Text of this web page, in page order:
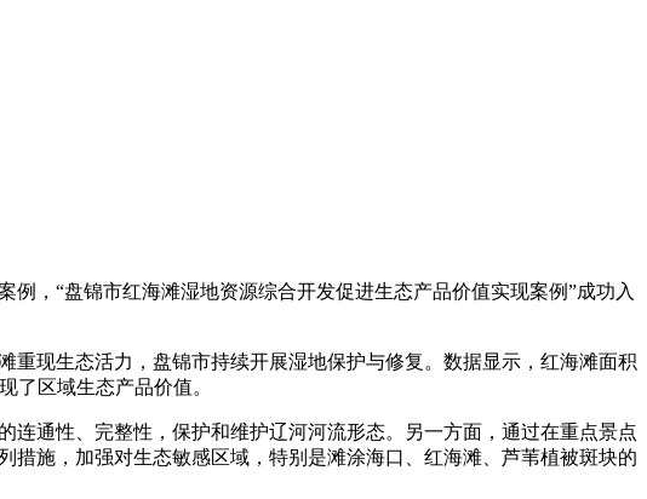
，“盘锦市红海滩湿地资源综合开发促进生态产品价值实现案例”成功入
生态活力，盘锦市持续开展湿地保护与修复。数据显示，红海滩面积
了区域生态产品价值。
性、完整性，保护和维护辽河河流形态。另一方面，通过在重点景点
施，加强对生态敏感区域，特别是滩涂海口、红海滩、芦苇植被斑块的